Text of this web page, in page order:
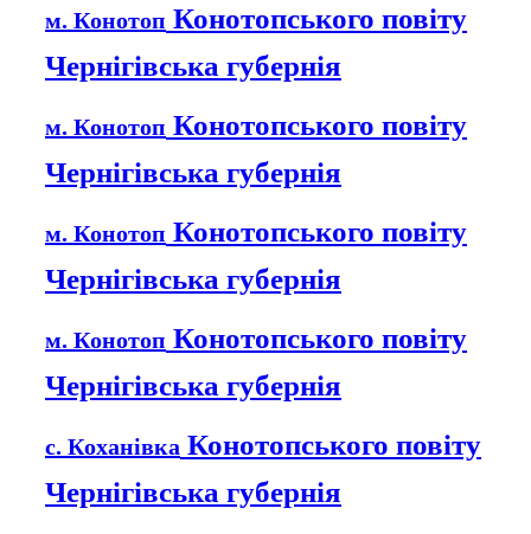
м. Конотоп Конотопського повіту
Чернігівська губернія
м. Конотоп Конотопського повіту
Чернігівська губернія
м. Конотоп Конотопського повіту
Чернігівська губернія
м. Конотоп Конотопського повіту
Чернігівська губернія
с. Коханівка Конотопського повіту
Чернігівська губернія